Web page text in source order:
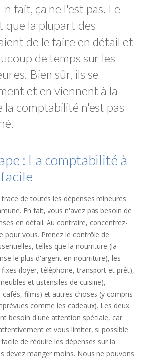
fait, ça ne l'est pas. Le
que la plupart des
de le faire en détail et
de temps sur les
Bien sûr, ils se
et en viennent à la
la comptabilité n'est pas
: La comptabilité à
trace de toutes les dépenses mineures
En fait, vous n'avez pas besoin de
en détail. Au contraire, concentrez-
pour vous. Prenez le contrôle de
telles que la nourriture (la
le plus d'argent en nourriture), les
(loyer, téléphone, transport et prêt),
et ustensiles de cuisine),
films) et autres choses (y compris
comme les cadeaux). Les deux
besoin d'une attention spéciale, car
et vous limiter, si possible.
de réduire les dépenses sur la
devez manger moins. Nous ne pouvons